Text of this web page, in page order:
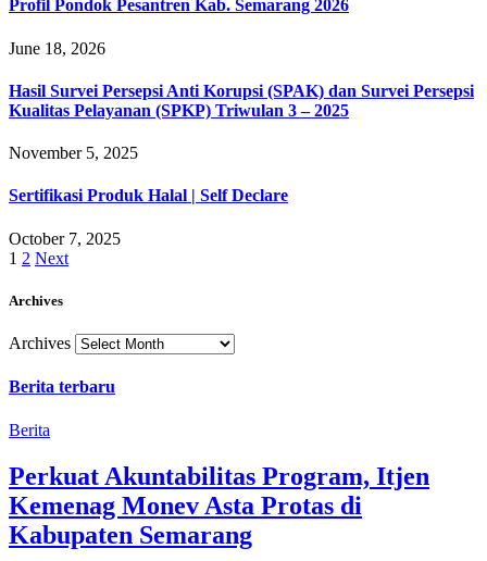
Profil Pondok Pesantren Kab. Semarang 2026
June 18, 2026
Hasil Survei Persepsi Anti Korupsi (SPAK) dan Survei Persepsi
Kualitas Pelayanan (SPKP) Triwulan 3 – 2025
November 5, 2025
Sertifikasi Produk Halal | Self Declare
October 7, 2025
1 2 Next
Archives
Archives
Berita terbaru
Berita
Perkuat Akuntabilitas Program, Itjen
Kemenag Monev Asta Protas di
Kabupaten Semarang